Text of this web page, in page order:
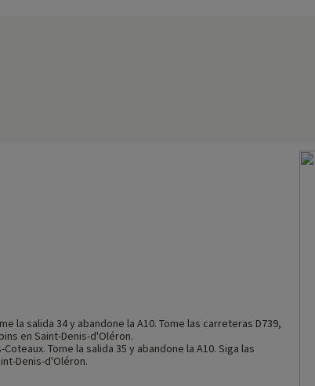
la salida 34 y abandone la A10. Tome las carreteras D739,
en Saint-Denis-d'Oléron.
Tome la salida 35 y abandone la A10. Siga las
Denis-d'Oléron.